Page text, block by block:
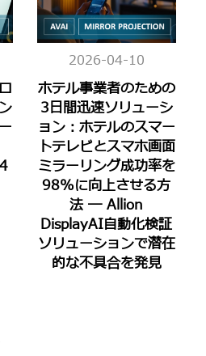
2026-04-10
ホテル事業者のための
3日間迅速ソリューシ
ョン：ホテルのスマー
トテレビとスマホ画面
ミラーリング成功率を
98%に向上させる方
法 ― Allion
DisplayAI自動化検証
ソリューションで潜在
的な不具合を発見